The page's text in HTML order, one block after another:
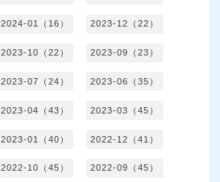
2024-01（16） 2023-12（22）
2023-10（22） 2023-09（23）
2023-07（24） 2023-06（35）
2023-04（43） 2023-03（45）
2023-01（40） 2022-12（41）
2022-10（45） 2022-09（45）